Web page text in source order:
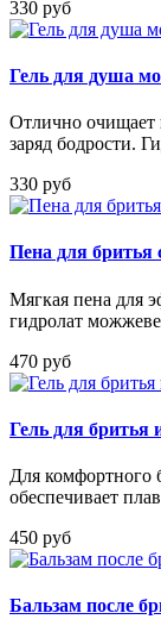
330 руб
Гель для душа
Отлично очищает
заряд бодрости.
330 руб
Пена для
Мягкая пена для
гидролат
470 руб
Гель для
Для комфортного
обеспечивает
450 руб
Бальзам после